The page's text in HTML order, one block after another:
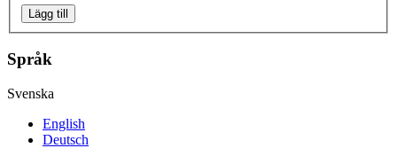
Lägg till
Språk
Svenska
English
Deutsch